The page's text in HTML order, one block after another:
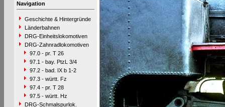
Navigation
Geschichte & Hintergründe
Länderbahnen
DRG-Einheitslokomotiven
DRG-Zahnradlokomotiven
97.0 - pr. T 26
97.1 - bay. PtzL 3/4
97.2 - bad. IX b 1-2
97.3 - württ. Fz
97.4 - pr. T 28
97.5 - württ. Hz
DRG-Schmalspurlok.